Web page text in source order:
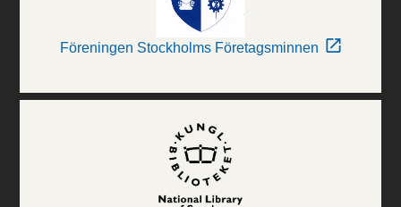
Föreningen Stockholms Företagsminnen